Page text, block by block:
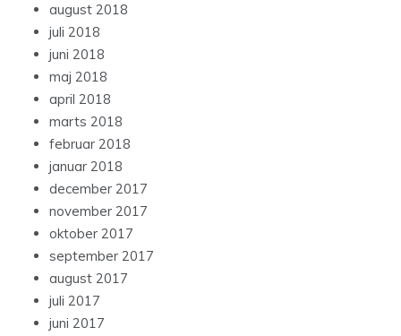
august 2018
juli 2018
juni 2018
maj 2018
april 2018
marts 2018
februar 2018
januar 2018
december 2017
november 2017
oktober 2017
september 2017
august 2017
juli 2017
juni 2017